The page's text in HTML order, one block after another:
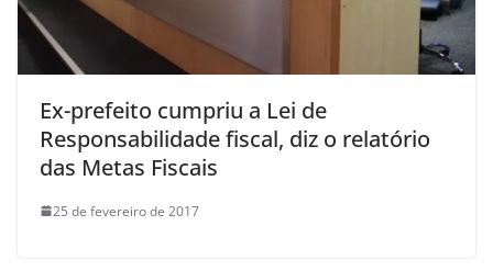
Ex-prefeito cumpriu a Lei de
Responsabilidade fiscal, diz o relatório
das Metas Fiscais
25 de fevereiro de 2017